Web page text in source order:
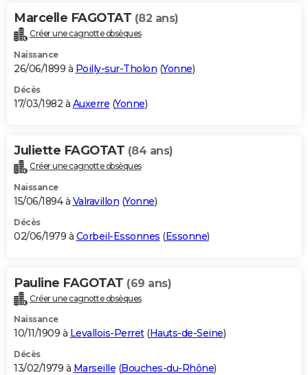
Marcelle FAGOTAT (82 ans)
Créer une cagnotte obsèques
Naissance
26/06/1899 à Poilly-sur-Tholon (Yonne)
Décès
17/03/1982 à Auxerre (Yonne)
Juliette FAGOTAT (84 ans)
Créer une cagnotte obsèques
Naissance
15/06/1894 à Valravillon (Yonne)
Décès
02/06/1979 à Corbeil-Essonnes (Essonne)
Pauline FAGOTAT (69 ans)
Créer une cagnotte obsèques
Naissance
10/11/1909 à Levallois-Perret(Hauts-de-Seine)
Décès
13/02/1979 à Marseille (Bouches-du-Rhône)